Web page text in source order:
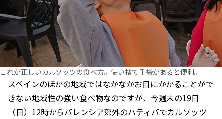
これが正しいカルソッツの食べ方。使い捨て手袋があると便利。
スペインのほかの地域ではなかなかお目にかかることがで
きない地域性の強い食べ物なのですが、今週末の19日
（日）12時からバレンシア郊外のハティバでカルソッツ